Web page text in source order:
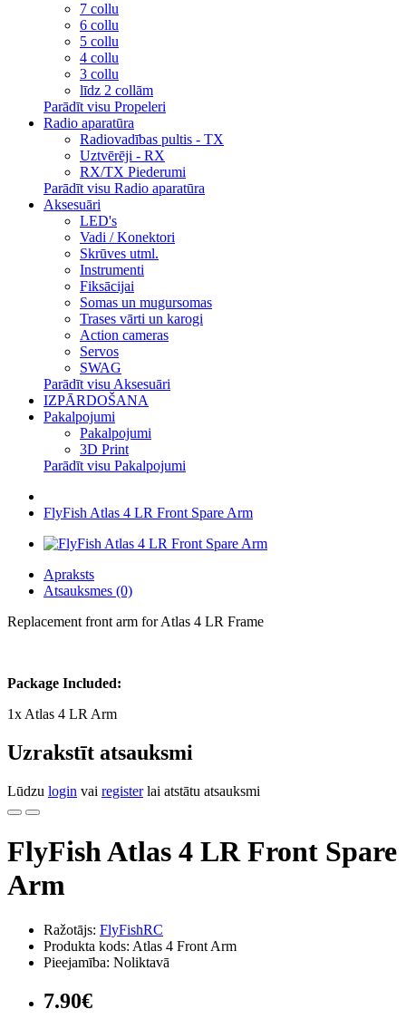
7 collu
6 collu
5 collu
4 collu
3 collu
līdz 2 collām
Parādīt visu Propeleri
Radio aparatūra
Radiovadības pultis - TX
Uztvērēji - RX
RX/TX Piederumi
Parādīt visu Radio aparatūra
Aksesuāri
LED's
Vadi / Konektori
Skrūves utml.
Instrumenti
Fiksācijai
Somas un mugursomas
Trases vārti un karogi
Action cameras
Servos
SWAG
Parādīt visu Aksesuāri
IZPĀRDOŠANA
Pakalpojumi
Pakalpojumi
3D Print
Parādīt visu Pakalpojumi
FlyFish Atlas 4 LR Front Spare Arm
Apraksts
Atsauksmes (0)
Replacement front arm for Atlas 4 LR Frame
Package Included:
1x Atlas 4 LR Arm
Uzrakstīt atsauksmi
Lūdzu login vai registerlai atstātu atsauksmi
FlyFish Atlas 4 LR Front Spare
Arm
Ražotājs: FlyFishRC
Produkta kods: Atlas 4 Front Arm
Pieejamība: Noliktavā
7.90€